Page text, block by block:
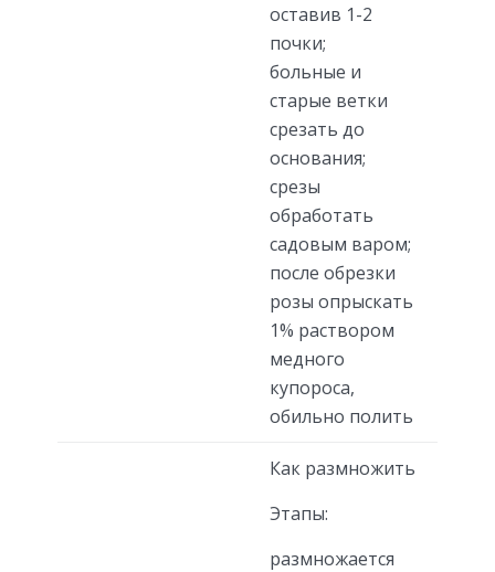
оставив 1-2
почки;
больные и
старые ветки
срезать до
основания;
срезы
обработать
садовым варом;
после обрезки
розы опрыскать
1% раствором
медного
купороса,
обильно полить
Как размножить
Этапы:
размножается